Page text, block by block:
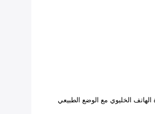
الخليوي مع الوضع الطبيعي